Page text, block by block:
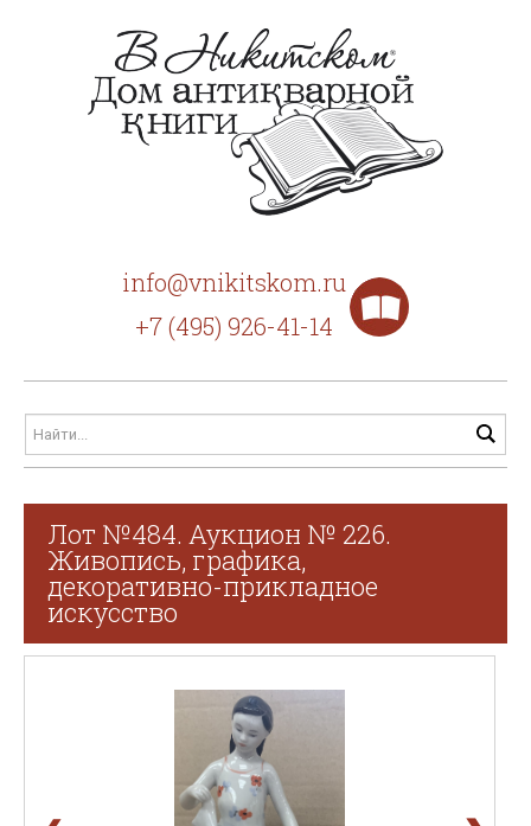
info@vnikitskom.ru
+7 (495) 926-41-14
Лот №484. Аукцион № 226.
Живопись, графика,
декоративно-прикладное
искусство